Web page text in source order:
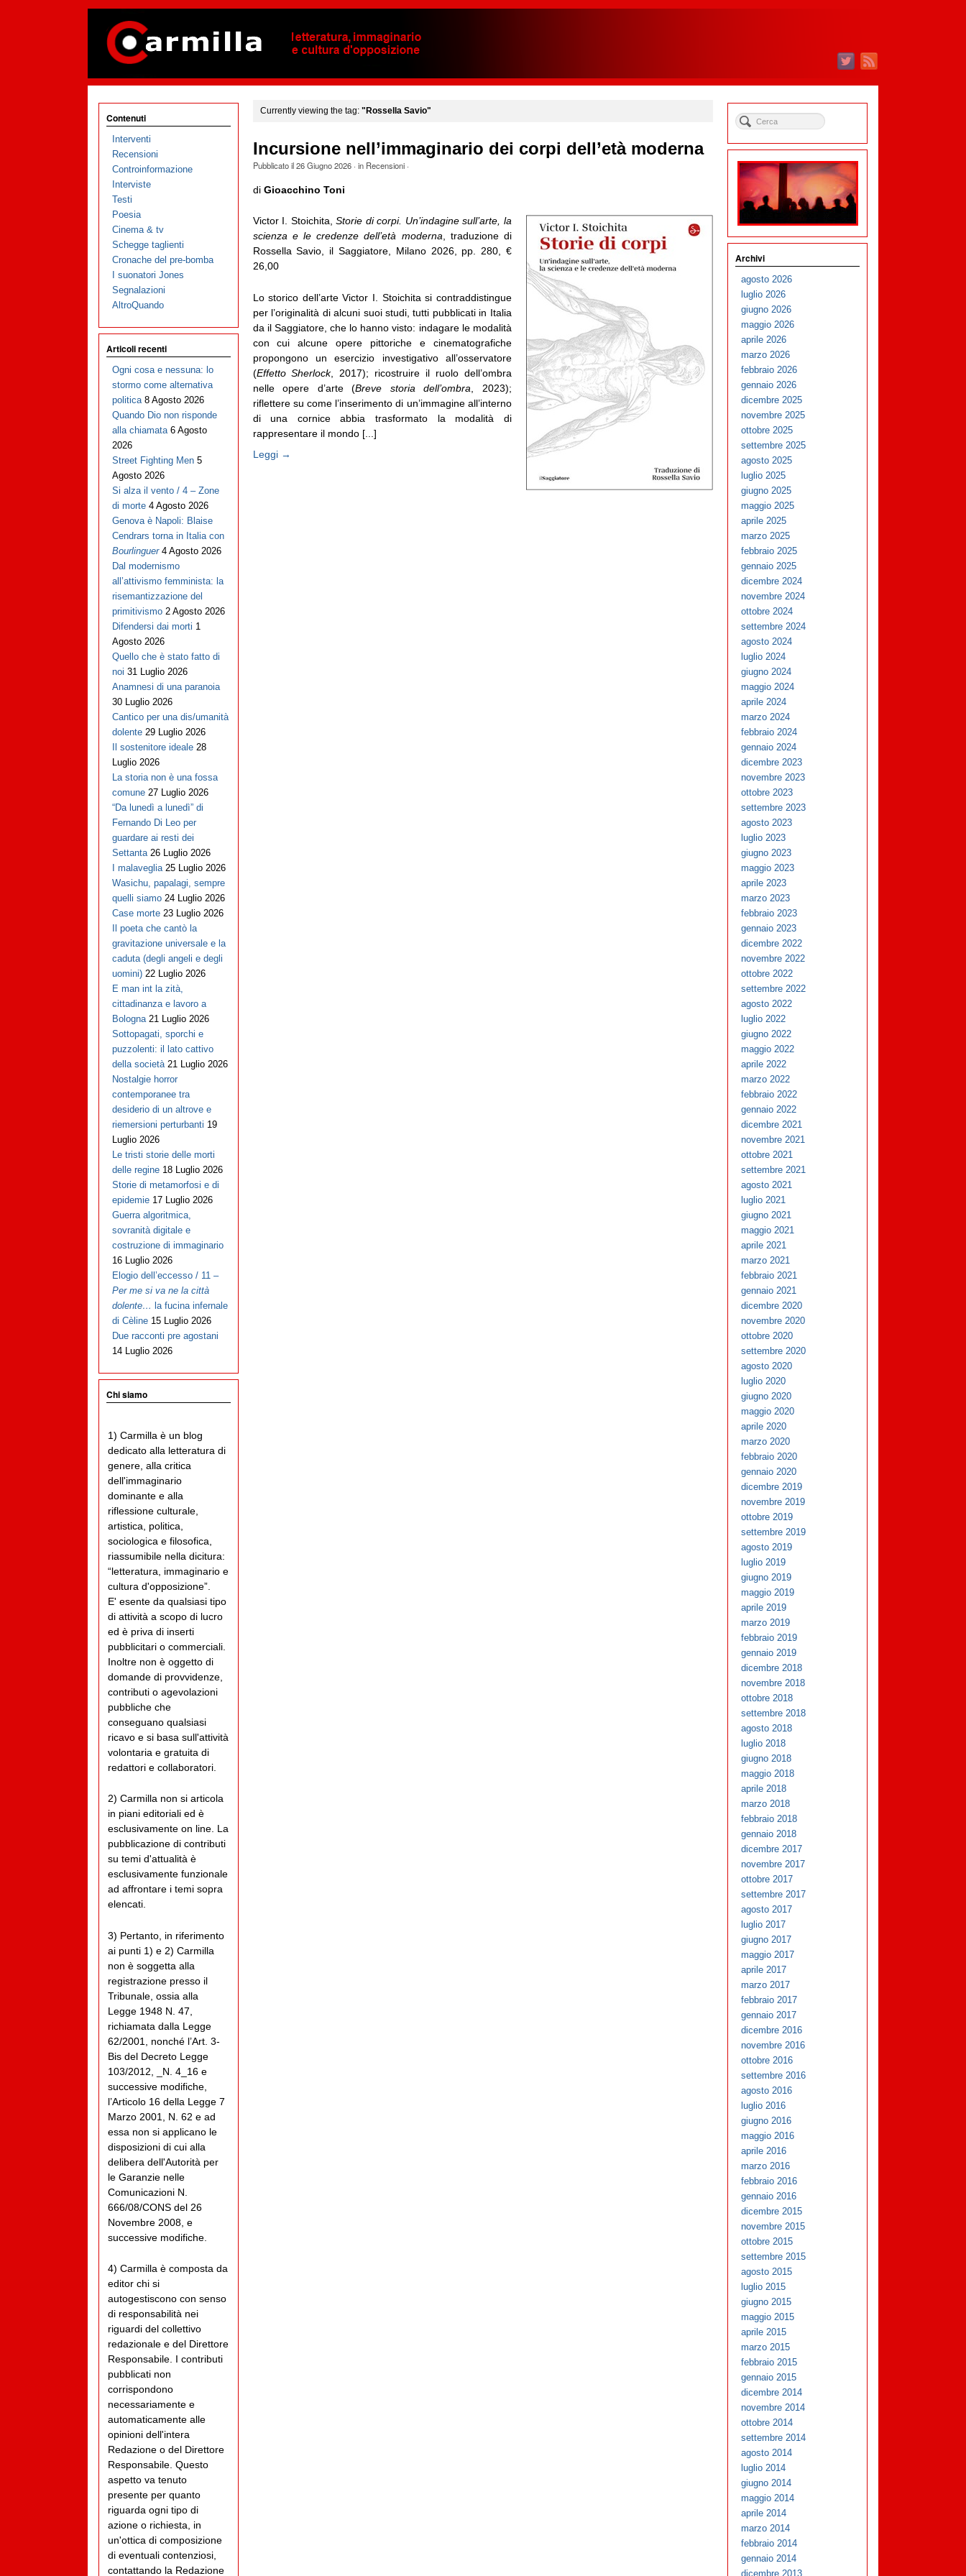
Currently viewing the tag: "Rossella Savio"
Incursione nell’immaginario dei corpi dell’età moderna
Pubblicato il26 Giugno 2026· in Recensioni·
diGioacchino Toni
Victor I. Stoichita,Storie di corpi. Un’indagine sull’arte, la
scienza e le credenze dell’età moderna , traduzione di
Rossella Savio, il Saggiatore, Milano 2026, pp. 280, €
26,00
Lo storico dell’arte Victor I. Stoichita si contraddistingue
per l’originalità di alcuni suoi studi, tutti pubblicati in Italia
da il Saggiatore, che lo hanno visto: indagare le modalità
con cui alcune opere pittoriche e cinematografiche
propongono un esercizio investigativo all’osservatore
(Effetto Sherlock, 2017); ricostruire il ruolo dell’ombra
nelle opere d’arte (Breve storia dell’ombra , 2023);
riflettere su come l’inserimento di un’immagine all’interno
di una cornice abbia trasformato la modalità di
rappresentare il mondo [...]
Leggi →
Contenuti
Interventi
Recensioni
Controinformazione
Interviste
Testi
Poesia
Cinema & tv
Schegge taglienti
Cronache del pre-bomba
I suonatori Jones
Segnalazioni
AltroQuando
Articoli recenti
Ogni cosa e nessuna: lo
stormo come alternativa
politica 8 Agosto 2026
Quando Dio non risponde
alla chiamata 6 Agosto
2026
Street Fighting Men 5
Agosto 2026
Si alza il vento / 4 – Zone
di morte 4 Agosto 2026
Genova è Napoli: Blaise
Cendrars torna in Italia con
Bourlinguer 4 Agosto 2026
Dal modernismo
all’attivismo femminista: la
risemantizzazione del
primitivismo 2 Agosto 2026
Difendersi dai morti 1
Agosto 2026
Quello che è stato fatto di
noi 31 Luglio 2026
Anamnesi di una paranoia
30 Luglio 2026
Cantico per una dis/umanità
dolente 29 Luglio 2026
Il sostenitore ideale 28
Luglio 2026
La storia non è una fossa
comune 27 Luglio 2026
“Da lunedì a lunedì” di
Fernando Di Leo per
guardare ai resti dei
Settanta 26 Luglio 2026
I malaveglia 25 Luglio 2026
Wasichu, papalagi, sempre
quelli siamo 24 Luglio 2026
Case morte 23 Luglio 2026
Il poeta che cantò la
gravitazione universale e la
caduta (degli angeli e degli
uomini) 22 Luglio 2026
E man int la zità,
cittadinanza e lavoro a
Bologna 21 Luglio 2026
Sottopagati, sporchi e
puzzolenti: il lato cattivo
della società 21 Luglio 2026
Nostalgie horror
contemporanee tra
desiderio di un altrove e
riemersioni perturbanti 19
Luglio 2026
Le tristi storie delle morti
delle regine 18 Luglio 2026
Storie di metamorfosi e di
epidemie 17 Luglio 2026
Guerra algoritmica,
sovranità digitale e
costruzione di immaginario
16 Luglio 2026
Elogio dell’eccesso / 11 –
Per me si va ne la città
dolente… la fucina infernale
di Cèline 15 Luglio 2026
Due racconti pre agostani
14 Luglio 2026
Chi siamo
1) Carmilla è un blog
dedicato alla letteratura di
genere, alla critica
dell'immaginario
dominante e alla
riflessione culturale,
artistica, politica,
sociologica e filosofica,
riassumibile nella dicitura:
“letteratura, immaginario e
cultura d'opposizione”.
E' esente da qualsiasi tipo
di attività a scopo di lucro
ed è priva di inserti
pubblicitari o commerciali.
Inoltre non è oggetto di
domande di provvidenze,
contributi o agevolazioni
pubbliche che
conseguano qualsiasi
ricavo e si basa sull'attività
volontaria e gratuita di
redattori e collaboratori.
2) Carmilla non si articola
in piani editoriali ed è
esclusivamente on line. La
pubblicazione di contributi
su temi d'attualità è
esclusivamente funzionale
ad affrontare i temi sopra
elencati.
3) Pertanto, in riferimento
ai punti 1) e 2) Carmilla
non è soggetta alla
registrazione presso il
Tribunale, ossia alla
Legge 1948 N. 47,
richiamata dalla Legge
62/2001, nonché l’Art. 3-
Bis del Decreto Legge
103/2012, _N. 4_16 e
successive modifiche,
l’Articolo 16 della Legge 7
Marzo 2001, N. 62 e ad
essa non si applicano le
disposizioni di cui alla
delibera dell'Autorità per
le Garanzie nelle
Comunicazioni N.
666/08/CONS del 26
Novembre 2008, e
successive modifiche.
4) Carmilla è composta da
editor chi si
autogestiscono con senso
di responsabilità nei
riguardi del collettivo
redazionale e del Direttore
Responsabile. I contributi
pubblicati non
corrispondono
necessariamente e
automaticamente alle
opinioni dell'intera
Redazione o del Direttore
Responsabile. Questo
aspetto va tenuto
presente per quanto
riguarda ogni tipo di
azione o richiesta, in
un'ottica di composizione
di eventuali contenziosi,
contattando la Redazione
Archivi
agosto 2026
luglio 2026
giugno 2026
maggio 2026
aprile 2026
marzo 2026
febbraio 2026
gennaio 2026
dicembre 2025
novembre 2025
ottobre 2025
settembre 2025
agosto 2025
luglio 2025
giugno 2025
maggio 2025
aprile 2025
marzo 2025
febbraio 2025
gennaio 2025
dicembre 2024
novembre 2024
ottobre 2024
settembre 2024
agosto 2024
luglio 2024
giugno 2024
maggio 2024
aprile 2024
marzo 2024
febbraio 2024
gennaio 2024
dicembre 2023
novembre 2023
ottobre 2023
settembre 2023
agosto 2023
luglio 2023
giugno 2023
maggio 2023
aprile 2023
marzo 2023
febbraio 2023
gennaio 2023
dicembre 2022
novembre 2022
ottobre 2022
settembre 2022
agosto 2022
luglio 2022
giugno 2022
maggio 2022
aprile 2022
marzo 2022
febbraio 2022
gennaio 2022
dicembre 2021
novembre 2021
ottobre 2021
settembre 2021
agosto 2021
luglio 2021
giugno 2021
maggio 2021
aprile 2021
marzo 2021
febbraio 2021
gennaio 2021
dicembre 2020
novembre 2020
ottobre 2020
settembre 2020
agosto 2020
luglio 2020
giugno 2020
maggio 2020
aprile 2020
marzo 2020
febbraio 2020
gennaio 2020
dicembre 2019
novembre 2019
ottobre 2019
settembre 2019
agosto 2019
luglio 2019
giugno 2019
maggio 2019
aprile 2019
marzo 2019
febbraio 2019
gennaio 2019
dicembre 2018
novembre 2018
ottobre 2018
settembre 2018
agosto 2018
luglio 2018
giugno 2018
maggio 2018
aprile 2018
marzo 2018
febbraio 2018
gennaio 2018
dicembre 2017
novembre 2017
ottobre 2017
settembre 2017
agosto 2017
luglio 2017
giugno 2017
maggio 2017
aprile 2017
marzo 2017
febbraio 2017
gennaio 2017
dicembre 2016
novembre 2016
ottobre 2016
settembre 2016
agosto 2016
luglio 2016
giugno 2016
maggio 2016
aprile 2016
marzo 2016
febbraio 2016
gennaio 2016
dicembre 2015
novembre 2015
ottobre 2015
settembre 2015
agosto 2015
luglio 2015
giugno 2015
maggio 2015
aprile 2015
marzo 2015
febbraio 2015
gennaio 2015
dicembre 2014
novembre 2014
ottobre 2014
settembre 2014
agosto 2014
luglio 2014
giugno 2014
maggio 2014
aprile 2014
marzo 2014
febbraio 2014
gennaio 2014
dicembre 2013